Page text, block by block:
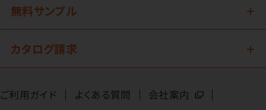
無料サンプル
カタログ請求
ご利用ガイド よくある質問
会社案内